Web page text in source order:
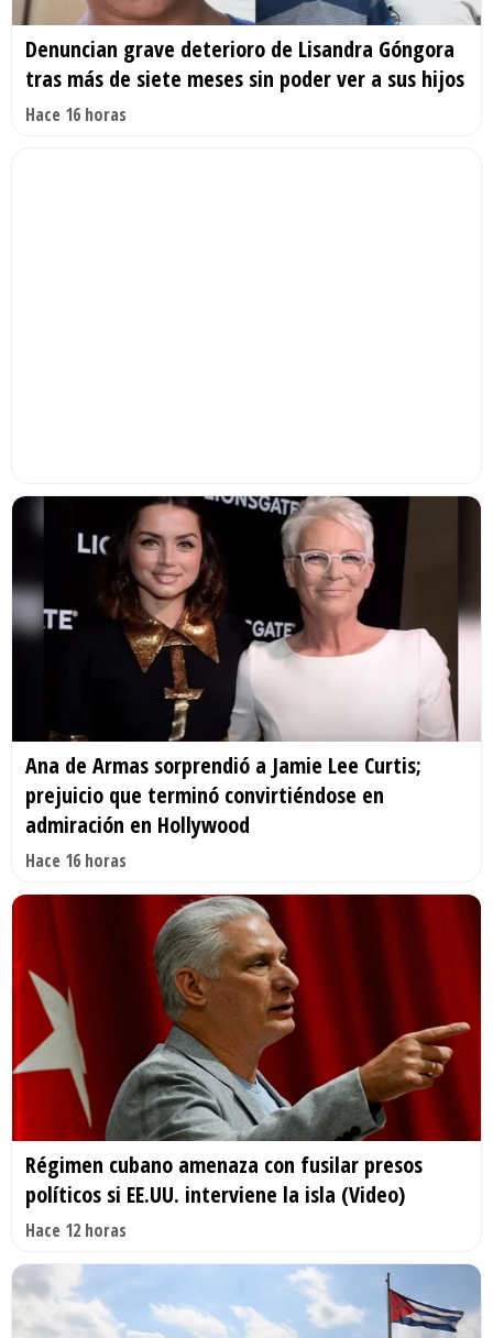
Denuncian grave deterioro de Lisandra Góngora
tras más de siete meses sin poder ver a sus hijos
Hace 16 horas
Ana de Armas sorprendió a Jamie Lee Curtis;
prejuicio que terminó convirtiéndose en
admiración en Hollywood
Hace 16 horas
Régimen cubano amenaza con fusilar presos
políticos si EE.UU. interviene la isla (Video)
Hace 12 horas